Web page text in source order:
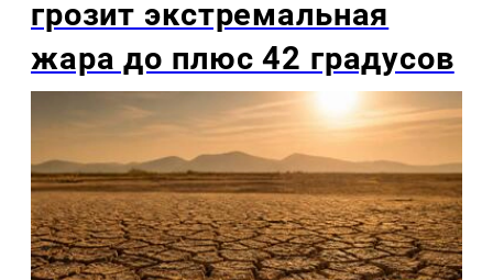
грозит экстремальная
жара до плюс 42 градусов